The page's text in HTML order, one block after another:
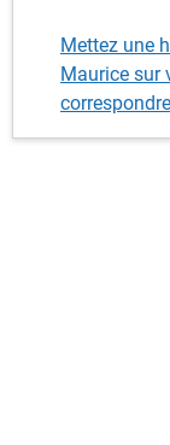
Mettez une
Maurice sur